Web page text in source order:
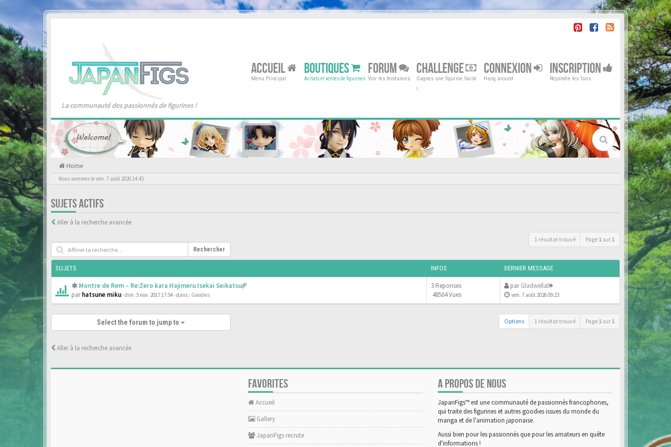
La communauté des passionnés de figurines !
ACCUEIL
Menu Principal
BOUTIQUES
Achats et ventes de figurines
FORUM
Voir les tendances
CHALLENGE
Gagnes une figurine facile
!
CONNEXION
Hang around
INSCRIPTION
Rejoindre les fans
Home
Nous sommes le ven. 7 août 2026 14:45
SUJETS ACTIFS
Aller à la recherche avancée
Rechercher
1 résultat trouvé Page 1 sur 1
SUJETS INFOS DERNIER MESSAGE
Montre de Rem – Re:Zero kara Hajimeru Isekai Seikatsu
parhatsune miku- dim. 5 nov. 2017 17:54- dans : Goodies
3 Reponses
48504 Vues
parGladwella
ven. 7 août 2026 09:23
Options 1 résultat trouvé Page 1 sur 1
Select the forum to jump to
Aller à la recherche avancée
FAVORITES
Accueil
Gallery
JapanFigs recrute
A PROPOS DE NOUS
JapanFigs™ est une communauté de passionnés francophones,
qui traite des figurines et autres goodies issues du monde du
manga et de l'animation japonaise.
Aussi bien pour les passionnés que pour les amateurs en quête
d'informations !